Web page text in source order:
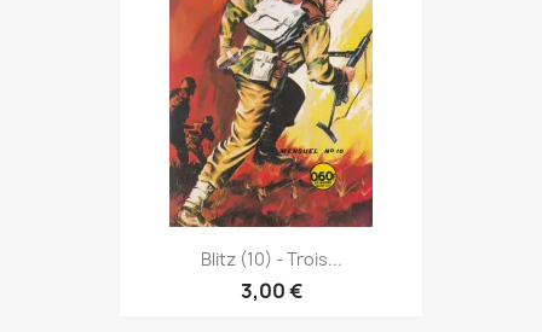
Blitz (10) - Trois...
3,00 €